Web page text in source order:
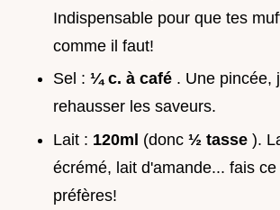
Indispensable pour que tes
comme il faut!
Sel : ¼ c. à café . Une pincée,
rehausser les saveurs.
Lait : 120ml (donc ½ tasse ).
écrémé, lait d'amande... fais ce
préfères!